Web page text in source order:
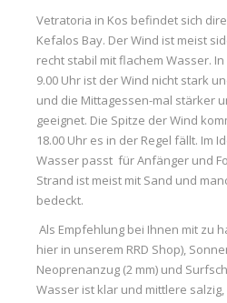
Vetratoria in Kos befindet sich
Kefalos Bay. Der Wind ist meist
recht stabil mit flachem Wasser.
9.00 Uhr ist der Wind nicht stark
und die Mittagessen-mal stärker
geeignet. Die Spitze der Wind
18.00 Uhr es in der Regel fällt. Im
Wasser passt für Anfänger und
Strand ist meist mit Sand und
bedeckt.
Als Empfehlung bei Ihnen mit zu
hier in unserem RRD Shop),
Neoprenanzug (2 mm) und
Wasser ist klar und mittlere